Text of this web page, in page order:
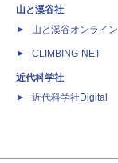
山と溪谷社
山と溪谷オンライン
CLIMBING-NET
近代科学社
近代科学社Digital